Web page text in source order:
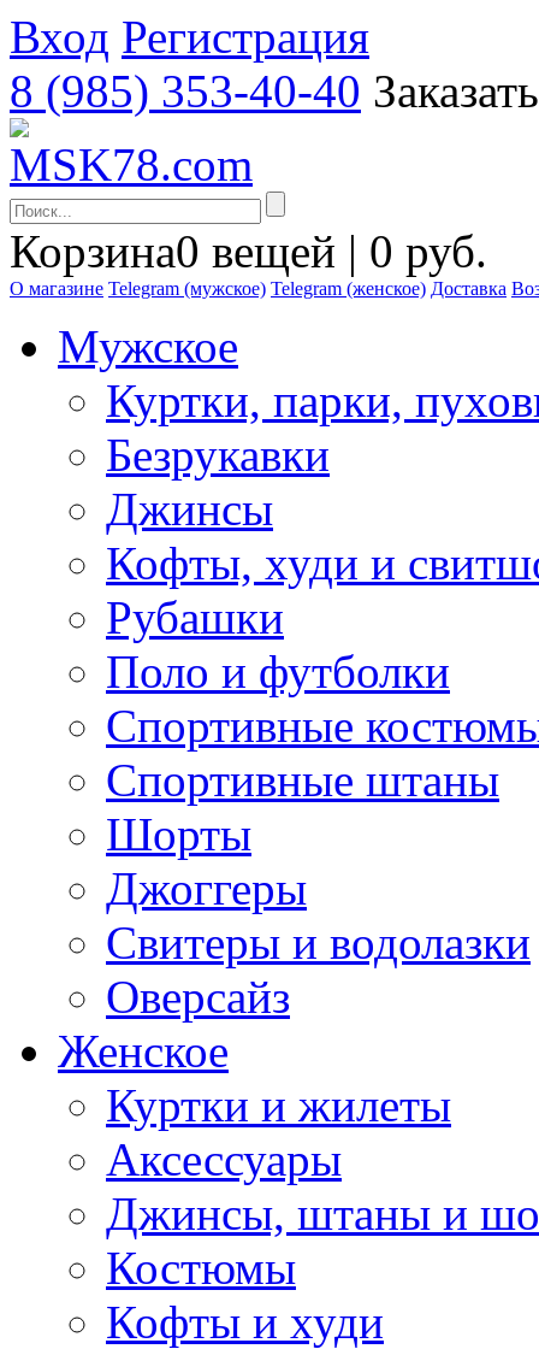
Вход Регистрация
8 (985) 353-40-40
Корзина0 вещей | 0 руб.
О магазине Telegram (мужское) Telegram (женское) Доставка
Мужское
Куртки, парки,
Безрукавки
Джинсы
Кофты, худи и
Рубашки
Поло и футболки
Спортивные
Спортивные штаны
Шорты
Джоггеры
Свитеры и водолазки
Оверсайз
Женское
Куртки и жилеты
Аксессуары
Джинсы, штаны и
Костюмы
Кофты и худи